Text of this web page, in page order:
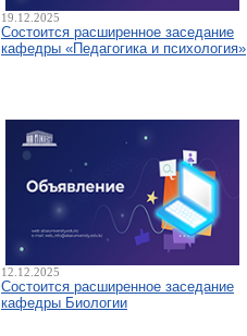
19.12.2025
Состоится расширенное заседание
кафедры «Педагогика и психология»
12.12.2025
Состоится расширенное заседание
кафедры Биологии